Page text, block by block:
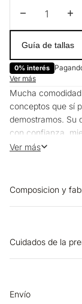
Disminuir cantidad
Guía de tallas
0% interés
Ver más
Mucha
conceptos que sí
demostramos. Su
con confianza,
le dan ese toque
Ver más
Composicion y
Cuidados de la
irreversible.
Envío